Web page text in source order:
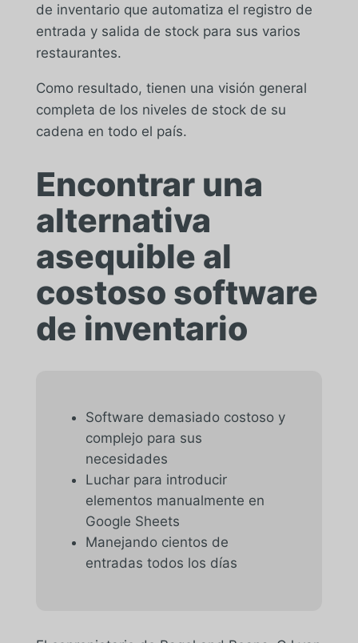
de inventario que automatiza el registro de
entrada y salida de stock para sus varios
restaurantes.
Como resultado, tienen una visión general
completa de los niveles de stock de su
cadena en todo el país.
Encontrar una
alternativa
asequible al
costoso software
de inventario
Software demasiado costoso y
complejo para sus
necesidades
Luchar para introducir
elementos manualmente en
Google Sheets
Manejando cientos de
entradas todos los días